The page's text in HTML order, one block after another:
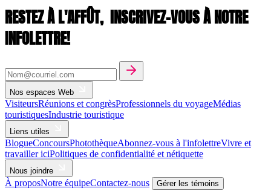
RESTEZ À L'AFFÛT, INSCRIVEZ-VOUS À NOTRE
INFOLETTRE!
Nos espaces Web
VisiteursRéunions et congrèsProfessionnels du voyageMédias
touristiquesIndustrie touristique
Liens utiles
BlogueConcoursPhotothèqueAbonnez-vous à l'infolettreVivre et
travailler iciPolitiques de confidentialité et nétiquette
Nous joindre
À proposNotre équipeContactez-nous Gérer les témoins